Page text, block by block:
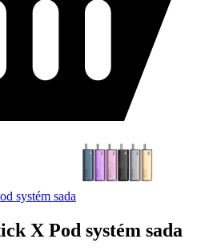
systém sada
X Pod systém sada